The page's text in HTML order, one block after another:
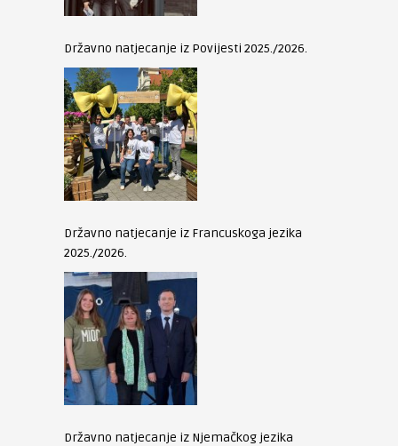
Državno natjecanje iz Povijesti 2025./2026.
Državno natjecanje iz Francuskoga jezika
2025./2026.
Državno natjecanje iz Njemačkog jezika